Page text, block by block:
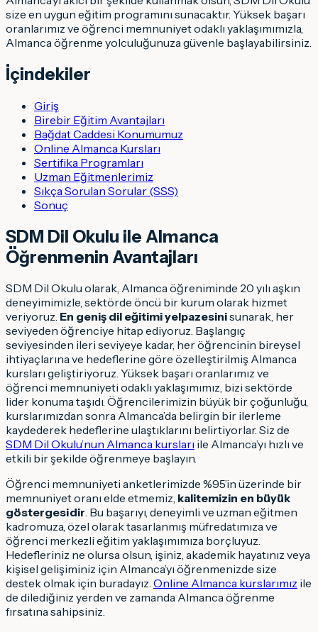
size en uygun eğitim programını sunacaktır. Yüksek başarı
oranlarımız ve öğrenci memnuniyet odaklı yaklaşımımızla,
Almanca öğrenme yolculuğunuza güvenle başlayabilirsiniz.
İçindekiler
Giriş
Birebir Eğitim Avantajları
Bağdat Caddesi Konumumuz
Online Almanca Kursları
Sertifika Programları
Uzman Eğitmenlerimiz
Sıkça Sorulan Sorular (SSS)
Sonuç
SDM Dil Okulu ile Almanca
Öğrenmenin Avantajları
SDM Dil Okulu olarak, Almanca öğreniminde 20 yılı aşkın
deneyimimizle, sektörde öncü bir kurum olarak hizmet
veriyoruz. En geniş dil eğitimi yelpazesinisunarak, her
seviyeden öğrenciye hitap ediyoruz. Başlangıç
seviyesinden ileri seviyeye kadar, her öğrencinin bireysel
ihtiyaçlarına ve hedeflerine göre özelleştirilmiş Almanca
kursları geliştiriyoruz. Yüksek başarı oranlarımız ve
öğrenci memnuniyeti odaklı yaklaşımımız, bizi sektörde
lider konuma taşıdı. Öğrencilerimizin büyük bir çoğunluğu,
kurslarımızdan sonra Almanca’da belirgin bir ilerleme
kaydederek hedeflerine ulaştıklarını belirtiyorlar. Siz de
SDM Dil Okulu’nun Almanca kursları ile Almanca’yı hızlı ve
etkili bir şekilde öğrenmeye başlayın.
Öğrenci memnuniyeti anketlerimizde %95’in üzerinde bir
memnuniyet oranı elde etmemiz, kalitemizin en büyük
göstergesidir. Bu başarıyı, deneyimli ve uzman eğitmen
kadromuza, özel olarak tasarlanmış müfredatımıza ve
öğrenci merkezli eğitim yaklaşımımıza borçluyuz.
Hedefleriniz ne olursa olsun, işiniz, akademik hayatınız veya
kişisel gelişiminiz için Almanca’yı öğrenmenizde size
destek olmak için buradayız. Online Almanca kurslarımız ile
de dilediğiniz yerden ve zamanda Almanca öğrenme
fırsatına sahipsiniz.